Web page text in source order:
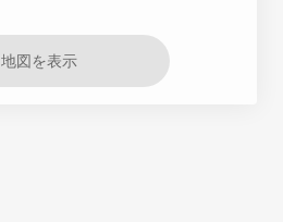
地図を表示